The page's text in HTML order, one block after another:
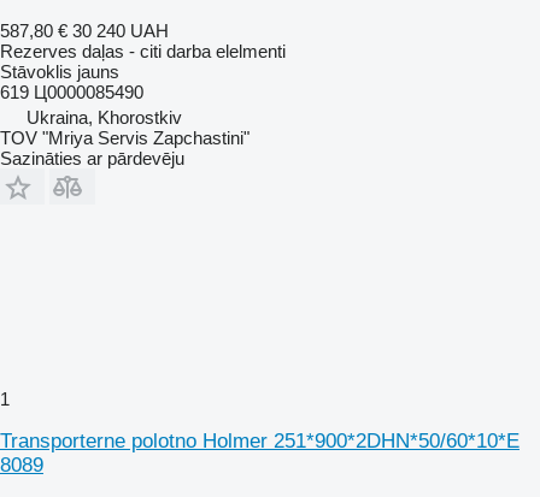
587,80 € 30 240 UAH
Rezerves daļas - citi darba elelmenti
Stāvoklis jauns
619 Ц0000085490
Ukraina, Khorostkiv
TOV "Mriya Servis Zapchastini"
Sazināties ar pārdevēju
1
Transporterne polotno Holmer 251*900*2DHN*50/60*10*E
8089